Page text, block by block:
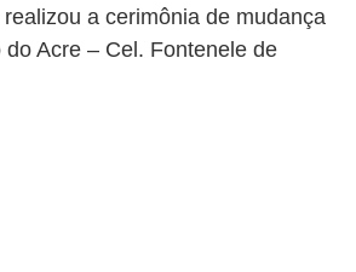
a cerimônia de mudança
Acre – Cel. Fontenele de